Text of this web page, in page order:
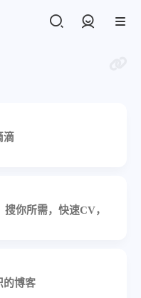
滴
你所需，快速CV，
的博客